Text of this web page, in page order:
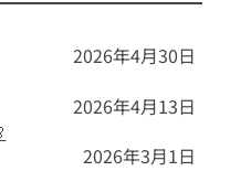
2026年4月30日
2026年4月13日
2026年3月1日